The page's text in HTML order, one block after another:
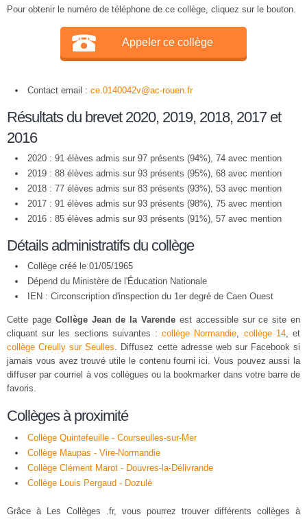
Pour obtenir le numéro de téléphone de ce collège, cliquez sur le bouton.
Appeler ce collège
Contact email : ce.0140042v@ac-rouen.fr
Résultats du brevet 2020, 2019, 2018, 2017 et
2016
2020 : 91 élèves admis sur 97 présents (94%), 74 avec mention
2019 : 88 élèves admis sur 93 présents (95%), 68 avec mention
2018 : 77 élèves admis sur 83 présents (93%), 53 avec mention
2017 : 91 élèves admis sur 93 présents (98%), 75 avec mention
2016 : 85 élèves admis sur 93 présents (91%), 57 avec mention
Détails administratifs du collège
Collège créé le 01/05/1965
Dépend du Ministère de l'Éducation Nationale
IEN : Circonscription d'inspection du 1er degré de Caen Ouest
Cette page Collège Jean de la Varende est accessible sur ce site en
cliquant sur les sections suivantes :collège Normandie, collège 14, et
collège Creully sur Seulles. Diffusez cette adresse web sur Facebook si
jamais vous avez trouvé utile le contenu fourni ici. Vous pouvez aussi la
diffuser par courriel à vos collègues ou la bookmarker dans votre barre de
favoris.
Collèges à proximité
Collège Quintefeuille - Courseulles-sur-Mer
Collège Maupas - Vire-Normandie
Collège Clément Marot - Douvres-la-Délivrande
Collège Louis Pergaud - Dozulé
Grâce à Les Collèges .fr, vous pourrez trouver différents collèges à